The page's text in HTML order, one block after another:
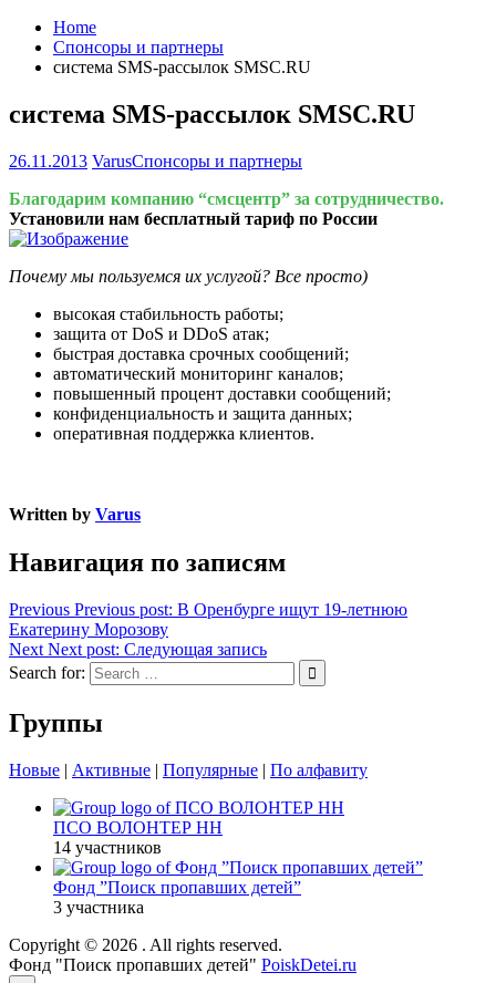
Home
Спонсоры и партнеры
система SMS-рассылок SMSC.RU
система SMS-рассылок SMSC.RU
26.11.2013 VarusСпонсоры и партнеры
Благодарим компанию “смсцентр” за сотрудничество.
Установили нам бесплатный тариф по России
Почему мы пользуемся их услугой? Все просто)
высокая стабильность работы;
защита от DoS и DDoS атак;
быстрая доставка срочных сообщений;
автоматический мониторинг каналов;
повышенный процент доставки сообщений;
конфиденциальность и защита данных;
оперативная поддержка клиентов.
Written by Varus
Навигация по записям
Previous Previous post: В Оренбурге ищут 19-летнюю
Екатерину Морозову
Next Next post: Следующая запись
Search for:
Группы
Новые | Активные | Популярные | По алфавиту
ПСО ВОЛОНТЕР НН
14 участников
Фонд ”Поиск пропавших детей”
3 участника
Copyright © 2026 . All rights reserved.
Фонд "Поиск пропавших детей" PoiskDetei.ru